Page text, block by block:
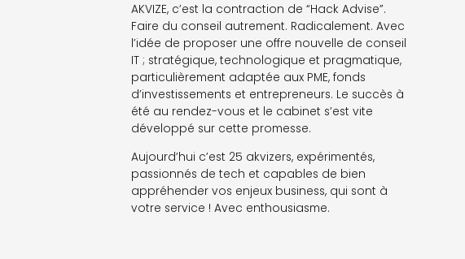
AKVIZE, c’est la contraction de “Hack Advise”.
Faire du conseil autrement. Radicalement. Avec
l’idée de proposer une offre nouvelle de conseil
IT ; stratégique, technologique et pragmatique,
particulièrement adaptée aux PME, fonds
d’investissements et entrepreneurs. Le succès à
été au rendez-vous et le cabinet s’est vite
développé sur cette promesse.
Aujourd’hui c’est 25 akvizers, expérimentés,
passionnés de tech et capables de bien
appréhender vos enjeux business, qui sont à
votre service ! Avec enthousiasme.